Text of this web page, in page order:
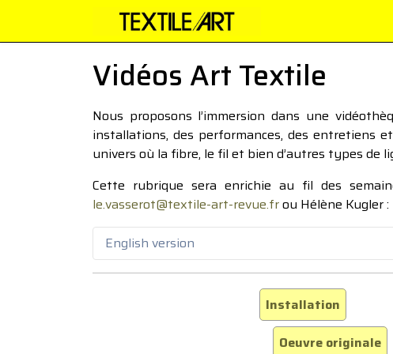
Vidéos Art Textile
Nous proposons l’immersion dans une
installations, des performances, des entretiens
univers où la fibre, le fil et bien d’autres types de
Cette rubrique sera enrichie au fil des
le.vasserot@textile-art-revue.frou Hélène Kugler :
English version
Installation
Oeuvre originale